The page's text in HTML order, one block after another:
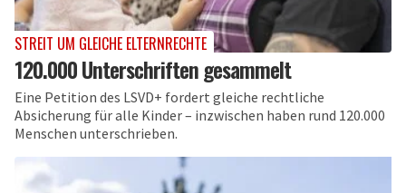
STREIT UM GLEICHE ELTERNRECHTE
120.000 Unterschriften gesammelt
Eine Petition des LSVD+ fordert gleiche rechtliche
Absicherung für alle Kinder – inzwischen haben rund 120.000
Menschen unterschrieben.